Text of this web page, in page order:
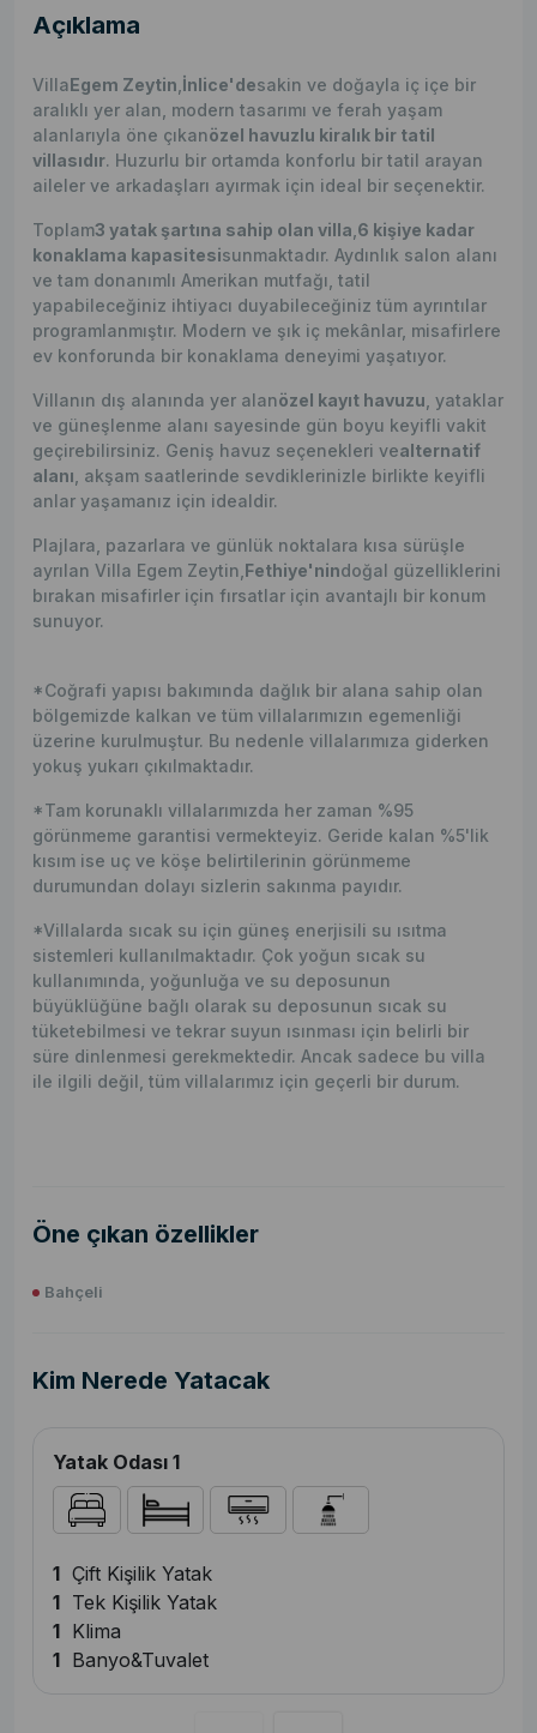
Açıklama
VillaEgem Zeytin İnlice'desakin ve doğayla iç içe bir
aralıklı yer alan, modern tasarımı ve ferah yaşam
alanlarıyla öne çıkanözel havuzlu kiralık bir tatil
villasıdır. Huzurlu bir ortamda konforlu bir tatil arayan
aileler ve arkadaşları ayırmak için ideal bir seçenektir.
Toplam3 yatak şartına sahip olan villa 6 kişiye kadar
konaklama kapasitesisunmaktadır. Aydınlık salon alanı
ve tam donanımlı Amerikan mutfağı, tatil
yapabileceğiniz ihtiyacı duyabileceğiniz tüm ayrıntılar
programlanmıştır. Modern ve şık iç mekânlar, misafirlere
ev konforunda bir konaklama deneyimi yaşatıyor.
Villanın dış alanında yer alanözel kayıt havuzu , yataklar
ve güneşlenme alanı sayesinde gün boyu keyifli vakit
geçirebilirsiniz. Geniş havuz seçenekleri vealternatif
alanı , akşam saatlerinde sevdiklerinizle birlikte keyifli
anlar yaşamanız için idealdir.
Plajlara, pazarlara ve günlük noktalara kısa sürüşle
ayrılan Villa Egem Zeytin, Fethiye'nindoğal güzelliklerini
bırakan misafirler için fırsatlar için avantajlı bir konum
sunuyor.
*Coğrafi yapısı bakımında dağlık bir alana sahip olan
bölgemizde kalkan ve tüm villalarımızın egemenliği
üzerine kurulmuştur. Bu nedenle villalarımıza giderken
yokuş yukarı çıkılmaktadır.
*Tam korunaklı villalarımızda her zaman %95
görünmeme garantisi vermekteyiz. Geride kalan %5'lik
kısım ise uç ve köşe belirtilerinin görünmeme
durumundan dolayı sizlerin sakınma payıdır.
*Villalarda sıcak su için güneş enerjisili su ısıtma
sistemleri kullanılmaktadır. Çok yoğun sıcak su
kullanımında, yoğunluğa ve su deposunun
büyüklüğüne bağlı olarak su deposunun sıcak su
tüketebilmesi ve tekrar suyun ısınması için belirli bir
süre dinlenmesi gerekmektedir. Ancak sadece bu villa
ile ilgili değil, tüm villalarımız için geçerli bir durum.
Öne çıkan özellikler
Bahçeli
Kim Nerede Yatacak
Yatak Odası 1
1 Çift Kişilik Yatak
1 Tek Kişilik Yatak
1 Klima
1 Banyo&Tuvalet